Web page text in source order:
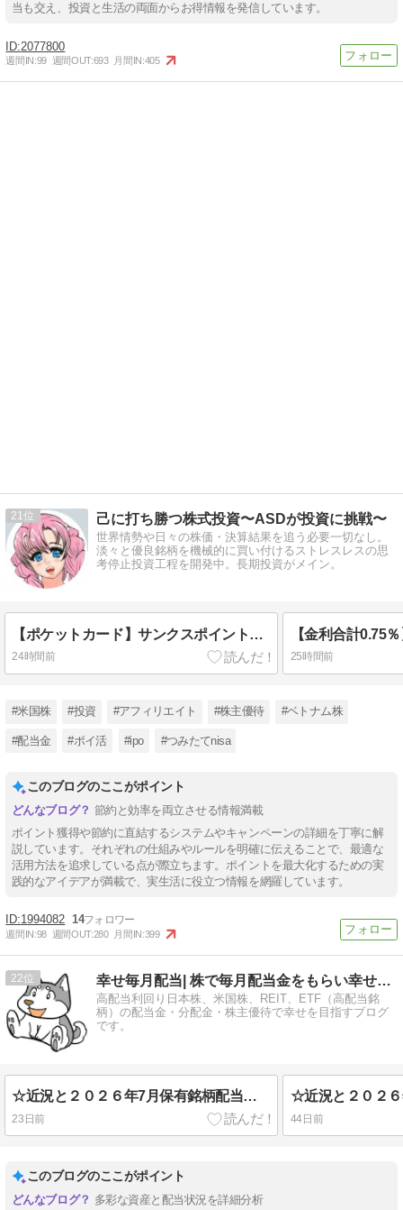
当も交え、投資と生活の両面からお得情報を発信しています。
2077800
週間IN:99 週間OUT:693 月間IN:405
21 己に打ち勝つ株式投資〜ASDが投資に挑戦〜
世界情勢や日々の株価・決算結果を追う必要一切なし。
淡々と優良銘柄を機械的に買い付けるストレスレスの思
考停止投資工程を開発中。長期投資がメイン。
【ポケットカード】サンクスポイントプログラム利用金額の稼ぎ方
24時間前 25時間前
#米国株 #投資 #アフィリエイト #株主優待 #ベトナム株
#配当金 #ポイ活 #ipo #つみたてnisa
このブログのここがポイント
節約と効率を両立させる情報満載
ポイント獲得や節約に直結するシステムやキャンペーンの詳細を丁寧に解
説しています。それぞれの仕組みやルールを明確に伝えることで、最適な
活用方法を追求している点が際立ちます。ポイントを最大化するための実
践的なアイデアが満載で、実生活に役立つ情報を網羅しています。
1994082 14
週間IN:98 週間OUT:280 月間IN:399
22 幸せ毎月配当| 株で毎月配当金をもらい幸せになるブログで…
高配当利回り日本株、米国株、REIT、ETF（高配当銘
柄）の配当金・分配金・株主優待で幸せを目指すブログ
です。
☆近況と２０２６年7月保有銘柄配当金一覧について
23日前 44日前
このブログのここがポイント
多彩な資産と配当状況を詳細分析